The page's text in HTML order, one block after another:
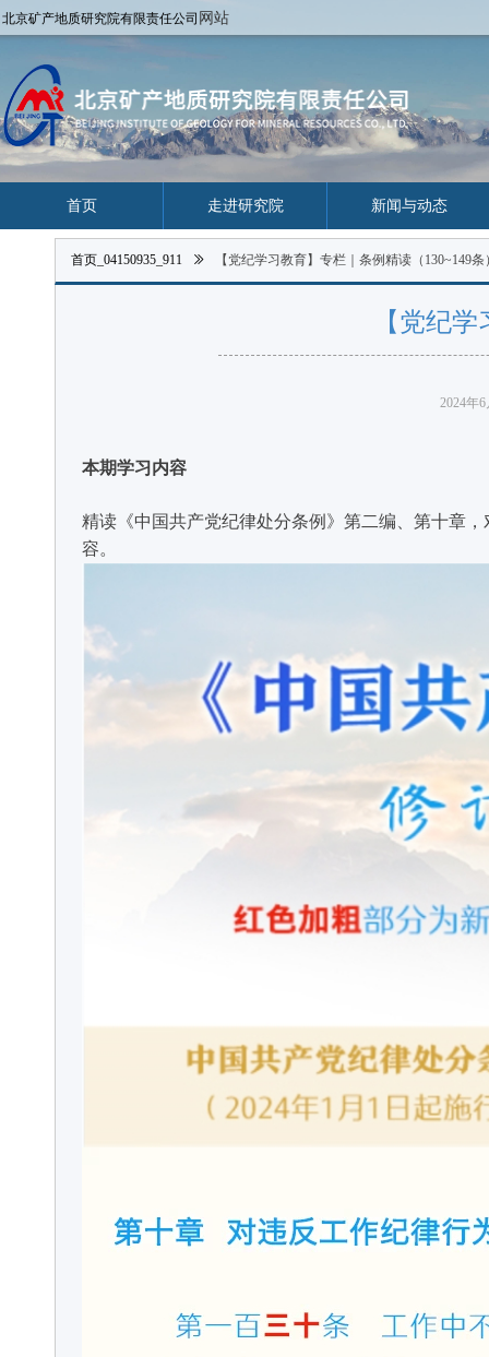
北京矿产地质研究院有限责任公司网站
首页 走进研究院 新闻与动态
【党纪
本期学习内容
精读《中国共产党纪律处分条例》第二编、第十章
容。
2024年
首页_04150935_911 ꅀ 【党纪学习教育】专栏｜条例精读（130~149条